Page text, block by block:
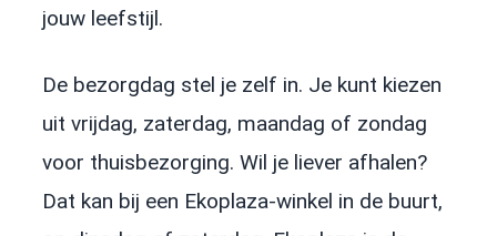
jouw leefstijl.
De bezorgdag stel je zelf in. Je kunt kiezen
uit vrijdag, zaterdag, maandag of zondag
voor thuisbezorging. Wil je liever afhalen?
Dat kan bij een Ekoplaza-winkel in de buurt,